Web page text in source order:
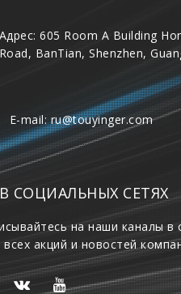
Адрес: 605 Room A Building
Road, BanTian, Shenzhen,
E-mail: ru@touyinger.com
СОЦИАЛЬНЫХ СЕТЯХ
на наши каналы в
всех акций и новостей